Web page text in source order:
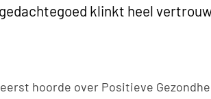
klinkt heel
hoorde over Positieve